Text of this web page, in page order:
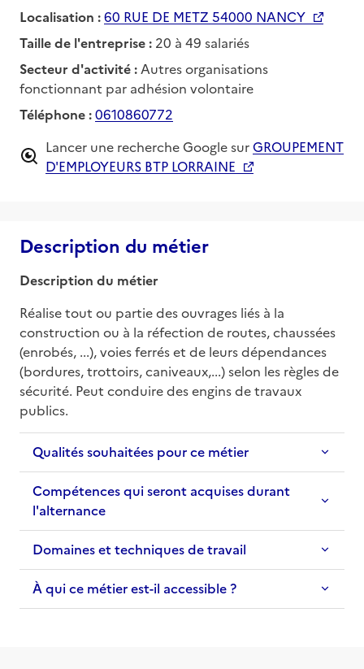
Localisation :60 RUE DE METZ 54000 NANCY
Taille de l'entreprise : 20 à 49 salariés
Secteur d'activité : Autres organisations
fonctionnant par adhésion volontaire
Téléphone :0610860772
Lancer une recherche Google surGROUPEMENT
D'EMPLOYEURS BTP LORRAINE
Description du métier
Description du métier
Réalise tout ou partie des ouvrages liés à la
construction ou à la réfection de routes, chaussées
(enrobés, ...), voies ferrés et de leurs dépendances
(bordures, trottoirs, caniveaux,...) selon les règles de
sécurité. Peut conduire des engins de travaux
publics.
Qualités souhaitées pour ce métier
Compétences qui seront acquises durant
l'alternance
Domaines et techniques de travail
À qui ce métier est-il accessible ?